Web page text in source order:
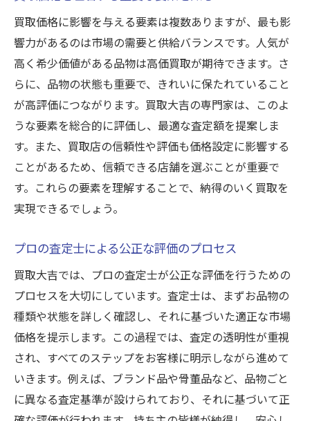
買取価格に影響を与える要素は複数ありますが、最も影
響力があるのは市場の需要と供給バランスです。人気が
高く希少価値がある品物は高価買取が期待できます。さ
らに、品物の状態も重要で、きれいに保たれていること
が高評価につながります。買取大吉の専門家は、このよ
うな要素を総合的に評価し、最適な査定額を提案しま
す。また、買取店の信頼性や評価も価格設定に影響する
ことがあるため、信頼できる店舗を選ぶことが重要で
す。これらの要素を理解することで、納得のいく買取を
実現できるでしょう。
プロの査定士による公正な評価のプロセス
買取大吉では、プロの査定士が公正な評価を行うための
プロセスを大切にしています。査定士は、まずお品物の
種類や状態を詳しく確認し、それに基づいた適正な市場
価格を提示します。この過程では、査定の透明性が重視
され、すべてのステップをお客様に明示しながら進めて
いきます。例えば、ブランド品や骨董品など、品物ごと
に異なる査定基準が設けられており、それに基づいて正